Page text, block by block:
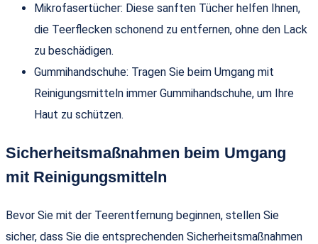
Mikrofasertücher: Diese sanften Tücher helfen Ihnen,
die Teerflecken schonend zu entfernen, ohne den Lack
zu beschädigen.
Gummihandschuhe: Tragen Sie beim Umgang mit
Reinigungsmitteln immer Gummihandschuhe, um Ihre
Haut zu schützen.
Sicherheitsmaßnahmen beim Umgang
mit Reinigungsmitteln
Bevor Sie mit der Teerentfernung beginnen, stellen Sie
sicher, dass Sie die entsprechenden Sicherheitsmaßnahmen